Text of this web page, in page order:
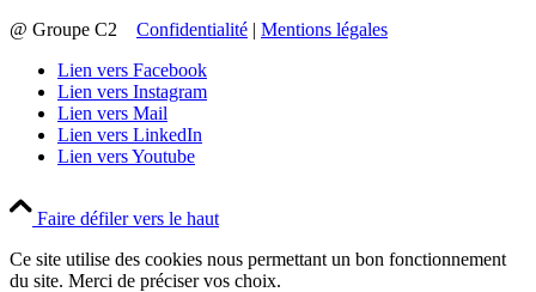
@ Groupe C2 Confidentialité | Mentions légales
Lien vers Facebook
Lien vers Instagram
Lien vers Mail
Lien vers LinkedIn
Lien vers Youtube
Faire défiler vers le haut
Ce site utilise des cookies nous permettant un bon fonctionnement
du site. Merci de préciser vos choix.